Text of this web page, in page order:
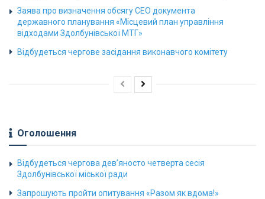
Заява про визначення обсягу СЕО документа
державного планування «Місцевий план управління
відходами Здолбунівської МТГ»
Відбудеться чергове засідання виконавчого комітету
Оголошення
Відбудеться чергова дев’яносто четверта сесія
Здолбунівської міської ради
Запрошують пройти опитування «Разом як вдома!»